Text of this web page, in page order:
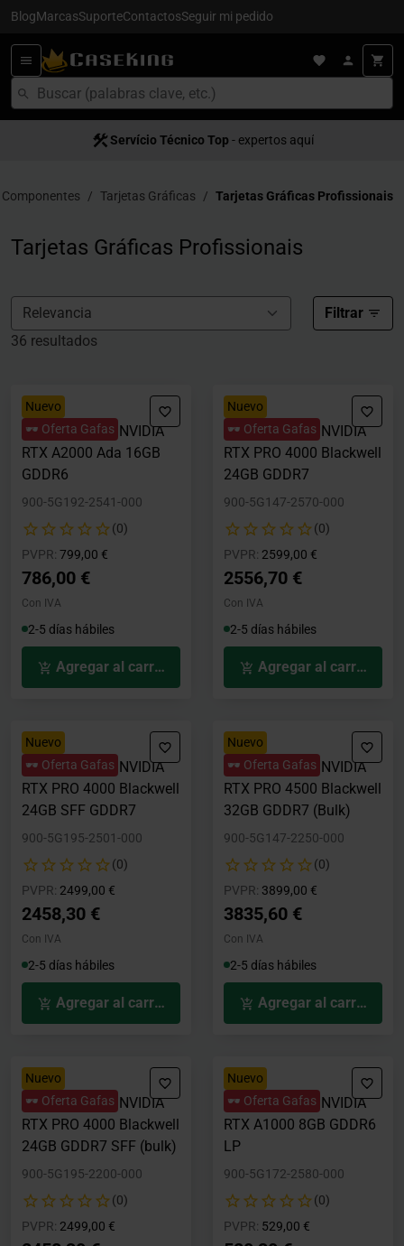
BlogMarcasSuporteContactosSeguir mi pedido
Entrega en 24/48h- para España
Servício Técnico Top - expertos aquí
Componentes Tarjetas Gráficas Tarjetas Gráficas Profissionais
Tarjetas Gráficas Profissionais
Filtrar
36 resultados
Nuevo
🕶️ Oferta Gafas
Tarjeta Gráfica NVIDIA
RTX A2000 Ada 16GB
GDDR6
900-5G192-2541-000
(0)
PVPR: Precio rebajado desde
799,00 €
786,00 €
Con IVA
2-5 días hábiles
Agregar al carrito
Nuevo
🕶️ Oferta Gafas
Tarjeta Gráfica NVIDIA
RTX PRO 4000 Blackwell
24GB GDDR7
900-5G147-2570-000
(0)
PVPR: Precio rebajado desde
2599,00 €
2556,70 €
Con IVA
2-5 días hábiles
Agregar al carrito
Nuevo
🕶️ Oferta Gafas
Tarjeta Gráfica NVIDIA
RTX PRO 4000 Blackwell
24GB SFF GDDR7
900-5G195-2501-000
(0)
PVPR: Precio rebajado desde
2499,00 €
2458,30 €
Con IVA
2-5 días hábiles
Agregar al carrito
Nuevo
🕶️ Oferta Gafas
Tarjeta Gráfica NVIDIA
RTX PRO 4500 Blackwell
32GB GDDR7 (Bulk)
900-5G147-2250-000
(0)
PVPR: Precio rebajado desde
3899,00 €
3835,60 €
Con IVA
2-5 días hábiles
Agregar al carrito
Nuevo
🕶️ Oferta Gafas
Tarjeta Gráfica NVIDIA
RTX PRO 4000 Blackwell
24GB GDDR7 SFF (bulk)
900-5G195-2200-000
(0)
PVPR: Precio rebajado desde
2499,00 €
Nuevo
🕶️ Oferta Gafas
Tarjeta Gráfica NVIDIA
RTX A1000 8GB GDDR6
LP
900-5G172-2580-000
(0)
PVPR: Precio rebajado desde
529,00 €